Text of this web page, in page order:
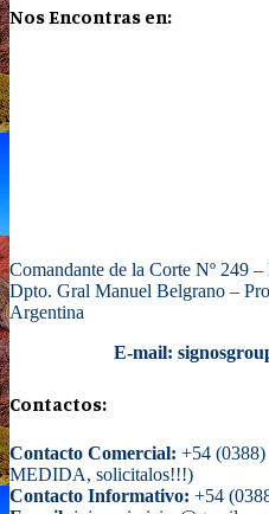
Nos Encontras en:
Comandante de la Corte Nº 249
Dpto. Gral Manuel Belgrano –
Argentina
E-mail:
Contactos:
Contacto Comercial: +54
MEDIDA, solicitalos!!!)
Contacto Informativo: +54